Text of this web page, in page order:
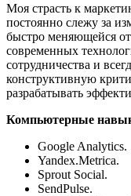
Моя страсть к
постоянно слежу за
быстро меняющейся
современных
сотрудничества и
конструктивную
разрабатывать
Компьютерные
Google Analytics.
Yandex.Metrica.
Sprout Social.
SendPulse.